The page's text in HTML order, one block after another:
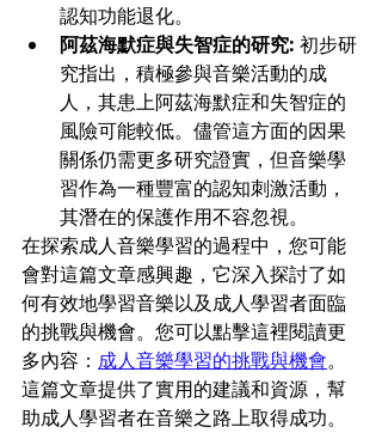
認知功能退化。
阿茲海默症與失智症的研究: 初步研
究指出，積極參與音樂活動的成
人，其患上阿茲海默症和失智症的
風險可能較低。儘管這方面的因果
關係仍需更多研究證實，但音樂學
習作為一種豐富的認知刺激活動，
其潛在的保護作用不容忽視。
在探索成人音樂學習的過程中，您可能
會對這篇文章感興趣，它深入探討了如
何有效地學習音樂以及成人學習者面臨
的挑戰與機會。您可以點擊這裡閱讀更
多內容： 成人音樂學習的挑戰與機會。
這篇文章提供了實用的建議和資源，幫
助成人學習者在音樂之路上取得成功。